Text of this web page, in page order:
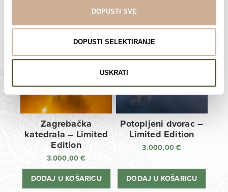
DOPUSTI SVE
DOPUSTI SELEKTIRANJE
USKRATI
Limited Edition Fotografije
Zagrebačka
katedrala – Limited
Edition
3.000,00€
DODAJ U KOŠARICU
Potopljeni dvorac –
Limited Edition
3.000,00€
DODAJ U KOŠARICU